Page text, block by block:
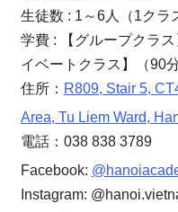
生徒数 : 1～6人（1クラ
学費 : 【グループクラ
イベートクラス】（90
住所： R809, Stair 5,
Area, Tu Liem Ward,
電話：038 838 3789
Facebook:
Instagram: